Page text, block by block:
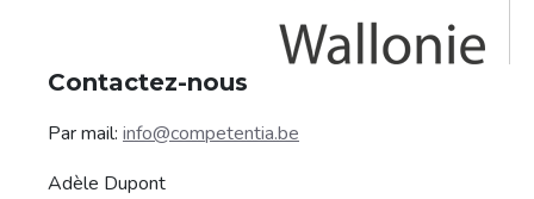
Contactez-nous
Par mail: info@competentia.be
Adèle Dupont